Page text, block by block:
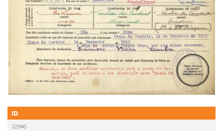
ID
12946